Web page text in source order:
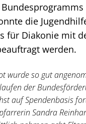
die
für Diakonie mit
werden.
wurde so gut
der
auf Spendenbasis
Sandra